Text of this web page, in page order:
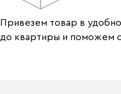
Привезем товар в
до квартиры и поможем